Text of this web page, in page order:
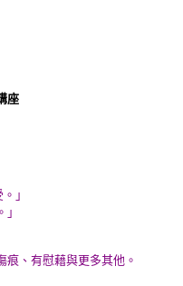
座
」
痕、有慰藉與更多其他。